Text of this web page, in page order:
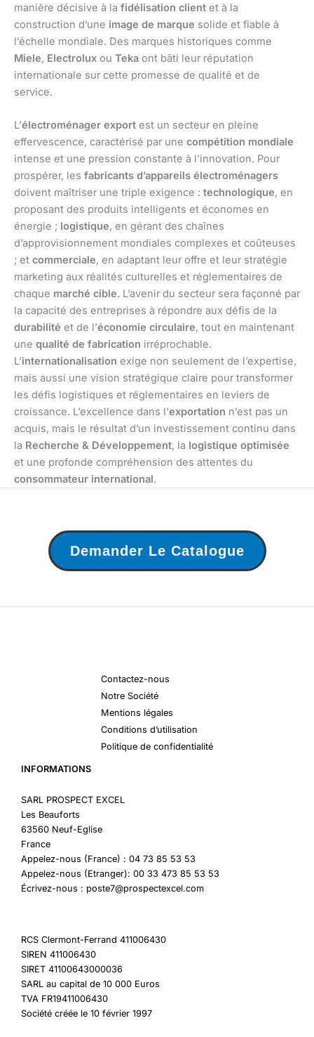
manière décisive à la fidélisation client et à la
construction d’une image de marque solide et fiable à
l’échelle mondiale. Des marques historiques comme
Miele, Electrolux ou Teka ont bâti leur réputation
internationale sur cette promesse de qualité et de
service.
L’électroménager export est un secteur en pleine
effervescence, caractérisé par une compétition mondiale
intense et une pression constante à l’innovation. Pour
prospérer, les fabricants d’appareils électroménagers
doivent maîtriser une triple exigence : technologique, en
proposant des produits intelligents et économes en
énergie ; logistique, en gérant des chaînes
d’approvisionnement mondiales complexes et coûteuses
; et commerciale, en adaptant leur offre et leur stratégie
marketing aux réalités culturelles et réglementaires de
chaque marché cible. L’avenir du secteur sera façonné par
la capacité des entreprises à répondre aux défis de la
durabilité et de l’économie circulaire, tout en maintenant
une qualité de fabrication irréprochable.
L’internationalisation exige non seulement de l’expertise,
mais aussi une vision stratégique claire pour transformer
les défis logistiques et réglementaires en leviers de
croissance. L’excellence dans l’exportation n’est pas un
acquis, mais le résultat d’un investissement continu dans
la Recherche & Développement, la logistique optimisée
et une profonde compréhension des attentes du
consommateur international.
Demander Le Catalogue
Contactez-nous
Notre Société
Mentions légales
Conditions d’utilisation
Politique de confidentialité
INFORMATIONS
SARL PROSPECT EXCEL
Les Beauforts
63560 Neuf-Eglise
France
Appelez-nous (France) : 04 73 85 53 53
Appelez-nous (Etranger): 00 33 473 85 53 53
Écrivez-nous : poste7@prospectexcel.com
RCS Clermont-Ferrand 411006430
SIREN 411006430
SIRET 41100643000036
SARL au capital de 10 000 Euros
TVA FR19411006430
Société créée le 10 février 1997